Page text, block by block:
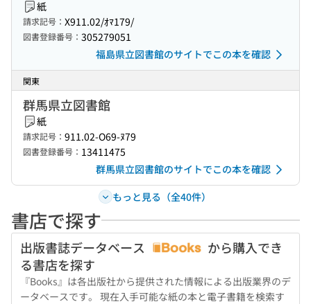
紙
請求記号： X911.02/ｵﾏ179/
図書登録番号： 305279051
福島県立図書館のサイトでこの本を確認
関東
群馬県立図書館
紙
請求記号： 911.02-O69-ﾇ79
図書登録番号： 13411475
群馬県立図書館のサイトでこの本を確認
もっと見る（全40件）
書店で探す
出版書誌データベース
から購入でき
る書店を探す
『Books』は各出版社から提供された情報による出版業界のデ
ータベースです。 現在入手可能な紙の本と電子書籍を検索す